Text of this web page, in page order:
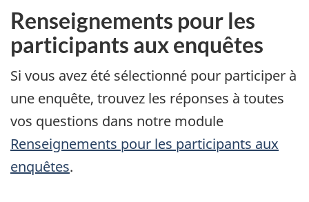
Renseignements pour les
participants aux enquêtes
Si vous avez été sélectionné pour participer à
une enquête, trouvez les réponses à toutes
vos questions dans notre module
Renseignements pour les participants aux
enquêtes.